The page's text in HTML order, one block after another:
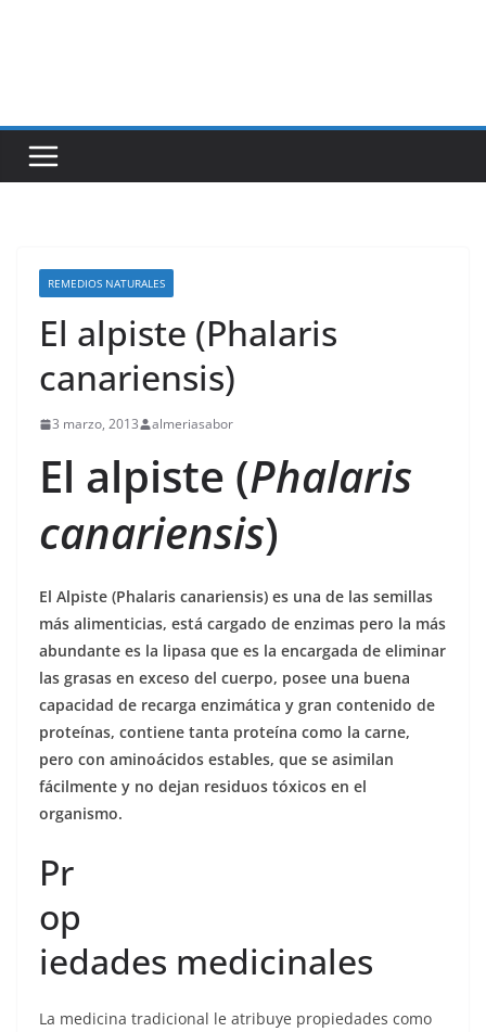
REMEDIOS NATURALES
El alpiste (Phalaris
canariensis)
3 marzo, 2013 almeriasabor
El alpiste (Phalaris
canariensis)
El Alpiste (Phalaris canariensis) es una de las semillas
más alimenticias, está cargado de enzimas pero la más
abundante es la lipasa que es la encargada de eliminar
las grasas en exceso del cuerpo, posee una buena
capacidad de recarga enzimática y gran contenido de
proteínas, contiene tanta proteína como la carne,
pero con aminoácidos estables, que se asimilan
fácilmente y no dejan residuos tóxicos en el
organismo.
Pr
op
iedades medicinales
La medicina tradicional le atribuye propiedades como